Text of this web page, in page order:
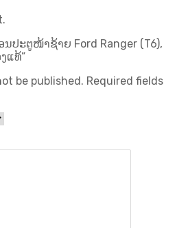
ນປະຕູໜ້າຊ້າຍ Ford Ranger (T6),
ແທ້”
be published. Required fields